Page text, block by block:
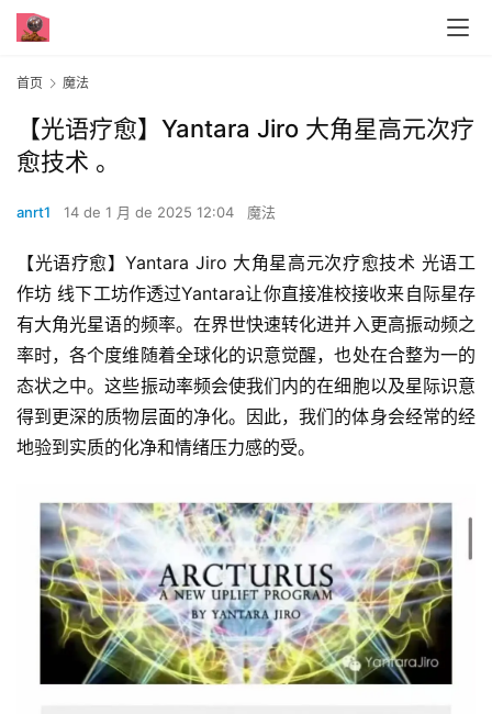
首页 魔法
【光语疗愈】Yantara Jiro 大角星高元次‬疗
愈技术 。
anrt1 14 de 1 月 de 2025 12:04 魔法
【光语疗愈】Yantara Jiro 大角星高元次‬疗愈技术 光语工
作坊 线下工坊作‬透过Yantara让你直接准校‬接收来自际星‬存
有大角光星‬语的频率。在界世‬快速转化进并‬入更高振动频之
率‬时，各个度维‬随着全球化的识意‬觉醒，也处在合整‬为一的
态状‬之中。这些振动率频‬会使我们内的在‬细胞以及星际识意‬
得到更深的质物‬层面的净化。因此，我们的体身‬会经常的经
地‬验到实质的化净‬和情绪压力感的‬受。